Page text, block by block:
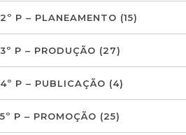
2º P – PLANEAMENTO (15)
3º P – PRODUÇÃO (27)
4º P – PUBLICAÇÃO (4)
5º P – PROMOÇÃO (25)